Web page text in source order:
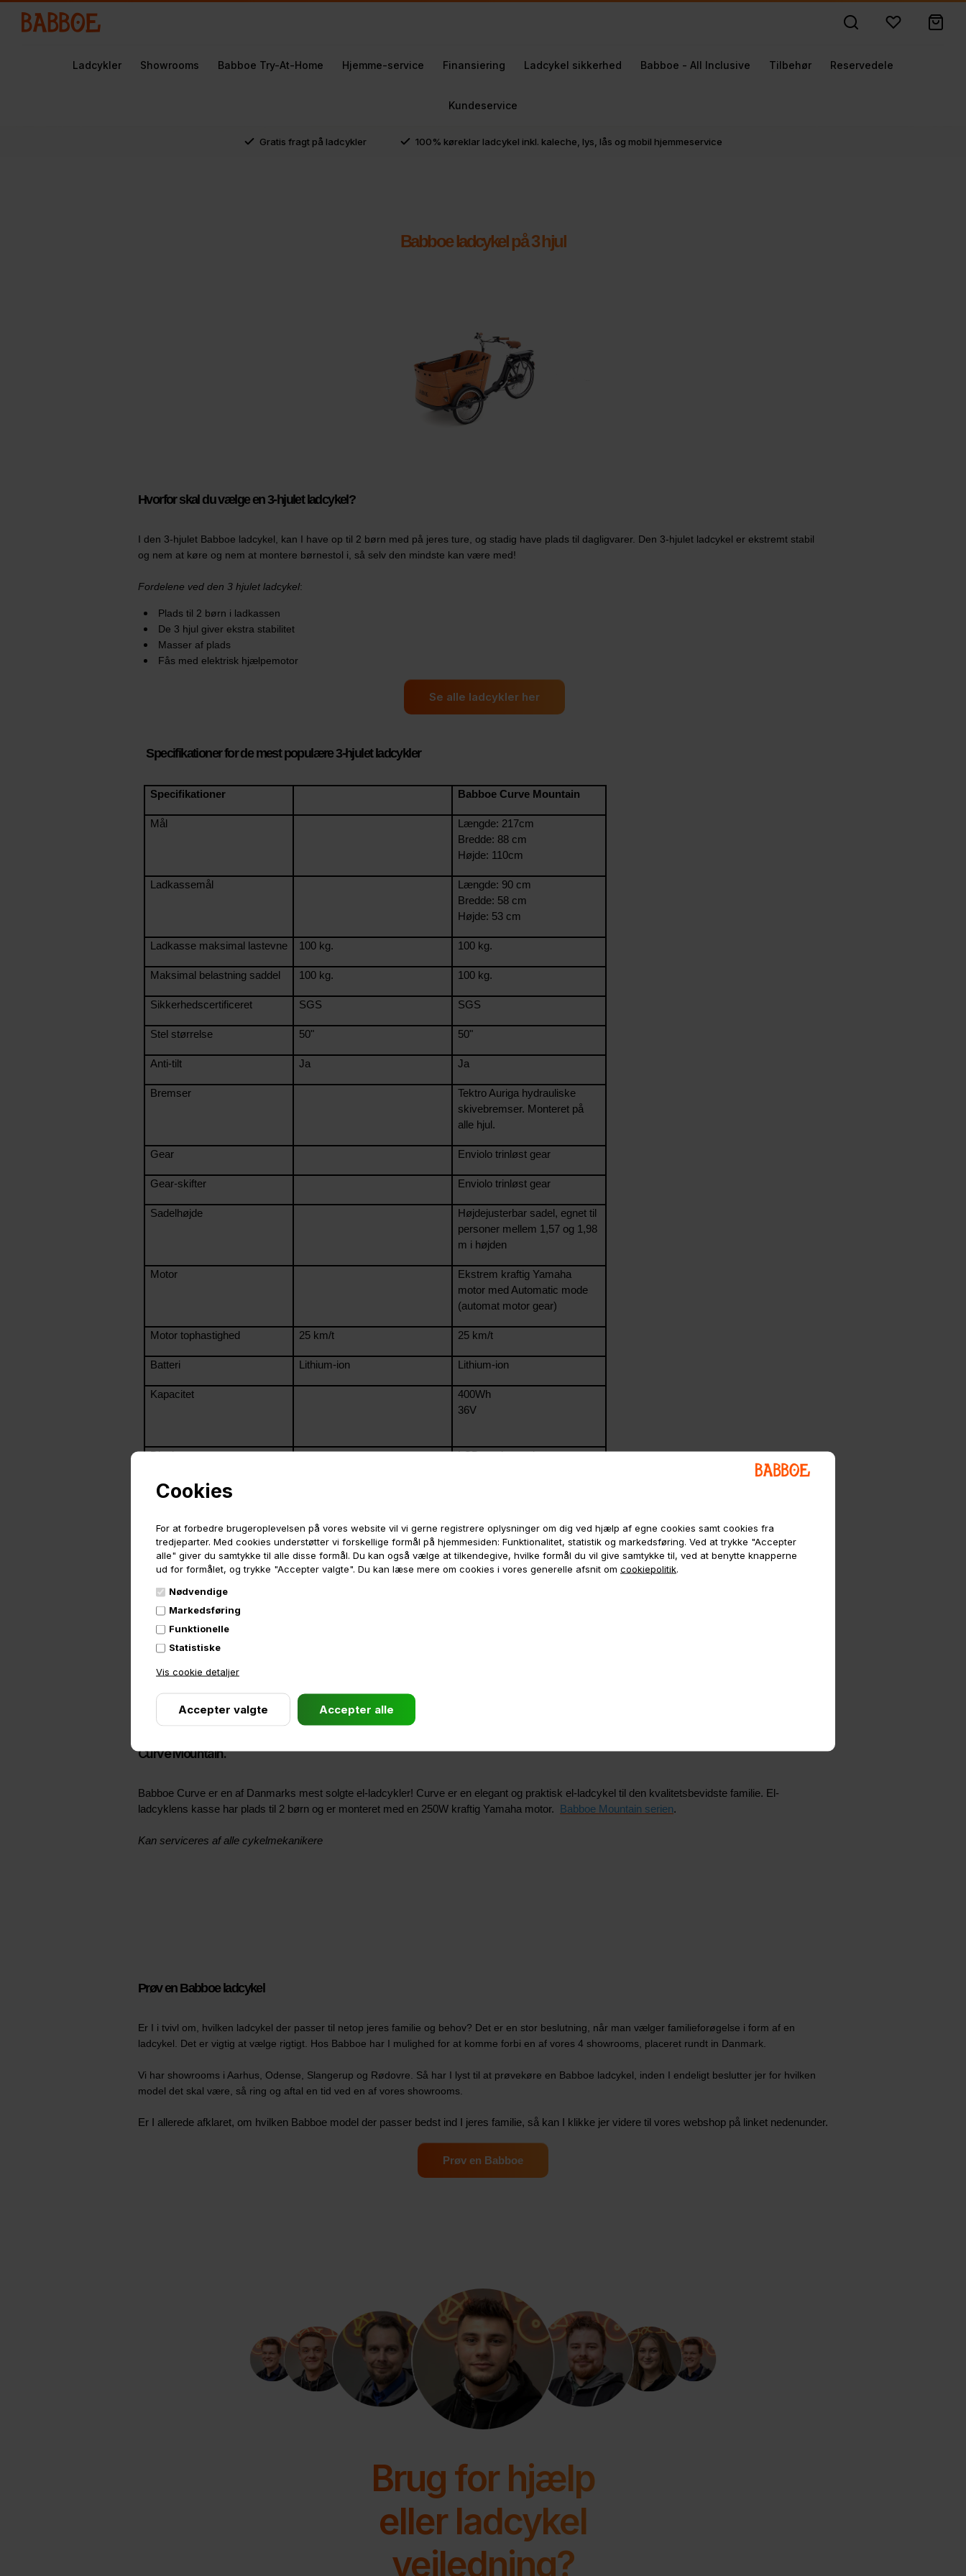
Cookies
For at forbedre brugeroplevelsen på vores website vil vi gerne registrere oplysninger om dig ved hjælp af egne cookies samt cookies fra
tredjeparter. Med cookies understøtter vi forskellige formål på hjemmesiden: Funktionalitet, statistik og markedsføring. Ved at trykke "Accepter
alle" giver du samtykke til alle disse formål. Du kan også vælge at tilkendegive, hvilke formål du vil give samtykke til, ved at benytte knapperne
ud for formålet, og trykke "Accepter valgte". Du kan læse mere om cookies i vores generelle afsnit om cookiepolitik
Nødvendige
Markedsføring
Funktionelle
Statistiske
Vis cookie detaljer
Ladcykler Showrooms Babboe Try-At-Home Hjemme-service Finansiering Ladcykel sikkerhed Babboe - All Inclusive Tilbehør Reservedele
Kundeservice
Gratis fragt på ladcykler 100% køreklar ladcykel inkl. kaleche, lys, lås og mobil hjemmeservice
Babboe ladcykel på 3 hjul
Hvorfor skal du vælge en 3-hjulet ladcykel?
I den 3-hjulet Babboe ladcykel, kan I have op til 2 børn med på jeres ture, og stadig have plads til dagligvarer. Den 3-hjulet ladcykel er ekstremt stabil
og nem at køre og nem at montere børnestol i, så selv den mindste kan være med!
Fordelene ved den 3 hjulet ladcykel:
Plads til 2 børn i ladkassen
De 3 hjul giver ekstra stabilitet
Masser af plads
Fås med elektrisk hjælpemotor
Se alle ladcykler her
Specifikationer for de mest populære 3-hjulet ladcykler
Specifikationer Babboe Curve Mountain
Mål
Længde: 217cm
Bredde: 88 cm
Højde: 110cm
Ladkassemål
Længde: 90 cm
Bredde: 58 cm
Højde: 53 cm
Ladkasse maksimal lastevne 100 kg. 100 kg.
Maksimal belastning saddel 100 kg. 100 kg.
Sikkerhedscertificeret SGS SGS
Stel størrelse 50" 50"
Anti-tilt Ja Ja
Bremser
Tektro Auriga hydrauliske
skivebremser. Monteret på
alle hjul.
Gear Enviolo trinløst gear
Gear-skifter Enviolo trinløst gear
Sadelhøjde
Højdejusterbar sadel, egnet til
personer mellem 1,57 og 1,98
m i højden
Motor
Ekstrem kraftig Yamaha
motor med Automatic mode
(automat motor gear)
Motor tophastighed 25 km/t 25 km/t
Batteri Lithium-ion Lithium-ion
Kapacitet
400Wh
36V
Display
LCD med speedometer,
Se Curve Mountain her
Curve Mountain.
Babboe Curve er en af Danmarks mest solgte el-ladcykler! Curve er en elegant og praktisk el-ladcykel til den kvalitetsbevidste familie. El-
ladcyklens kasse har plads til 2 børn og er monteret med en 250W kraftig Yamaha motor.
Babboe Mountain serien.
Kan serviceres af alle cykelmekanikere
Prøv en Babboe ladcykel
Er I i tvivl om, hvilken ladcykel der passer til netop jeres familie og behov? Det er en stor beslutning, når man vælger familieforøgelse i form af en
ladcykel. Det er vigtig at vælge rigtigt. Hos Babboe har I mulighed for at komme forbi en af vores 4 showrooms, placeret rundt in Danmark.
Vi har showrooms i Aarhus, Odense, Slangerup og Rødovre. Så har I lyst til at prøvekøre en Babboe ladcykel, inden I endeligt beslutter jer for hvilken
model det skal være, så ring og aftal en tid ved en af vores showrooms.
Er I allerede afklaret, om hvilken Babboe model der passer bedst ind I jeres familie, så kan I klikke jer videre til vores webshop på linket nedenunder.
Prøv en Babboe
Brug for hjælp
eller ladcykel
vejledning?